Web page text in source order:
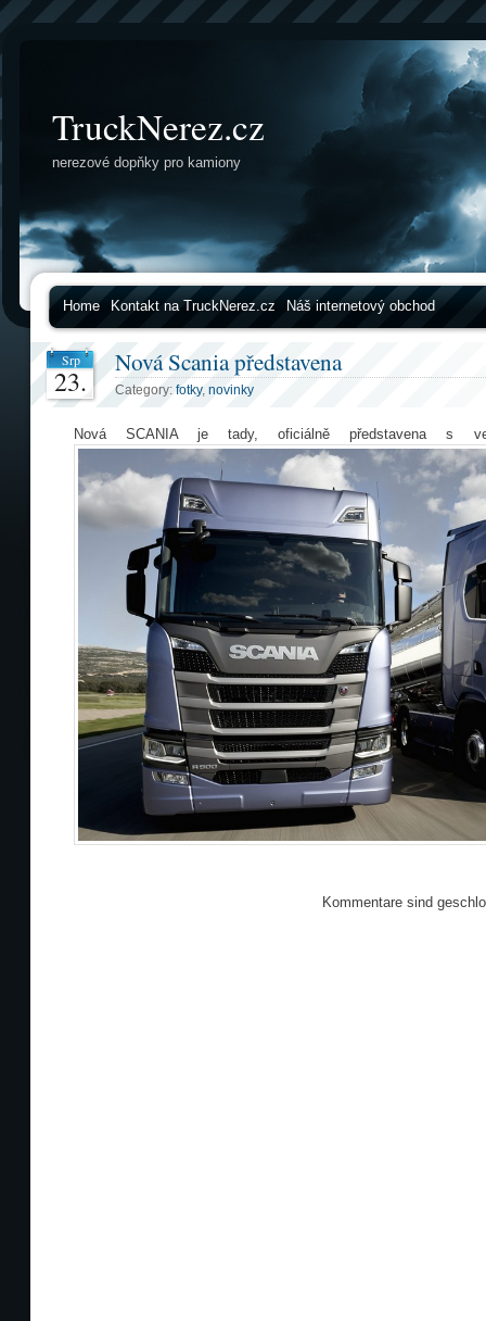
TruckNerez.cz
nerezové dopňky pro kamiony
Home Kontakt na TruckNerez.cz Náš internetový obchod
Srp
23.
Nová Scania představena
Category: fotky, novinky
Nová SCANIA je tady, oficiálně představena s
Kommentare sind